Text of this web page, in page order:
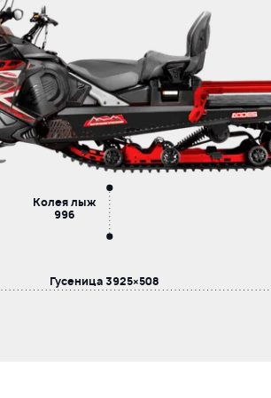
Колея лыж
996
Гусеница 3925×508